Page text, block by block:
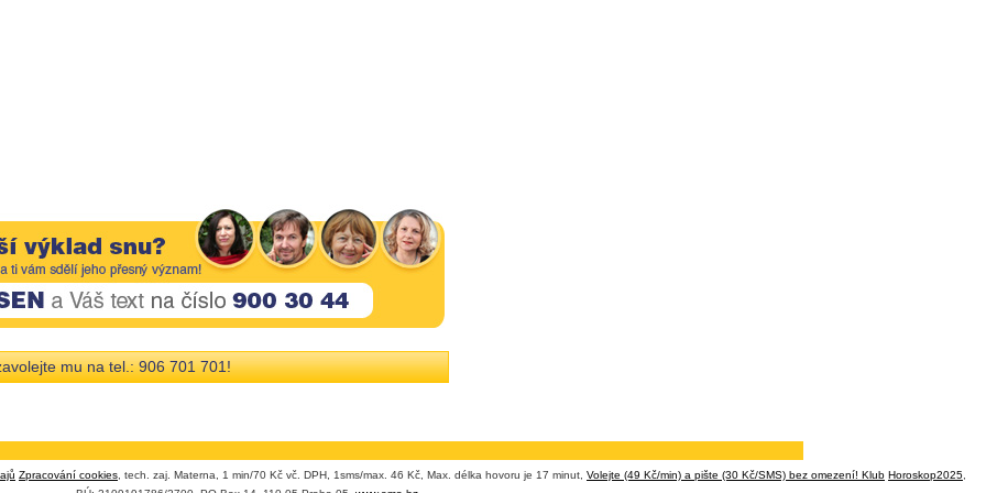
mu na tel.: 906 701 701!
Zpracování cookies , tech. zaj. Materna, 1 min/70 Kč vč. DPH, 1sms/max. 46 Kč, Max. délka hovoru je 17 minut, Volejte (49 Kč/min) a pište (30 Kč/SMS) bez omezení! Klub Horoskop2025